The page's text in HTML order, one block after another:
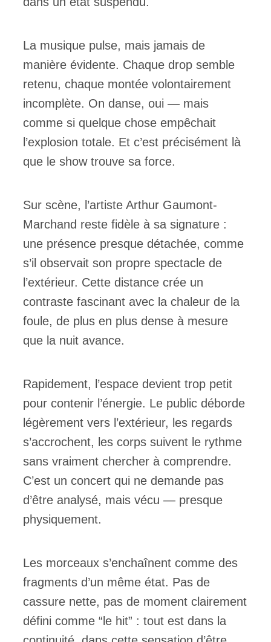
La musique pulse, mais jamais de
manière évidente. Chaque drop semble
retenu, chaque montée volontairement
incomplète. On danse, oui — mais
comme si quelque chose empêchait
l’explosion totale. Et c’est précisément là
que le show trouve sa force.
Sur scène, l’artiste Arthur Gaumont-
Marchand reste fidèle à sa signature :
une présence presque détachée, comme
s’il observait son propre spectacle de
l’extérieur. Cette distance crée un
contraste fascinant avec la chaleur de la
foule, de plus en plus dense à mesure
que la nuit avance.
Rapidement, l’espace devient trop petit
pour contenir l’énergie. Le public déborde
légèrement vers l’extérieur, les regards
s’accrochent, les corps suivent le rythme
sans vraiment chercher à comprendre.
C’est un concert qui ne demande pas
d’être analysé, mais vécu — presque
physiquement.
Les morceaux s’enchaînent comme des
fragments d’un même état. Pas de
cassure nette, pas de moment clairement
défini comme “le hit” : tout est dans la